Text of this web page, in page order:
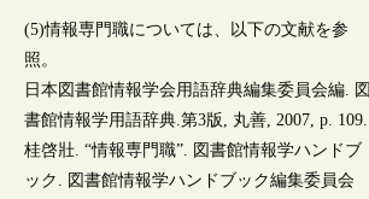
(5)情報専門職については、以下の文献を参
照。
日本図書館情報学会用語辞典編集委員会編. 図
書館情報学用語辞典.第3版, 丸善, 2007, p. 109.
桂啓壯. “情報専門職”. 図書館情報学ハンドブ
ック. 図書館情報学ハンドブック編集委員会